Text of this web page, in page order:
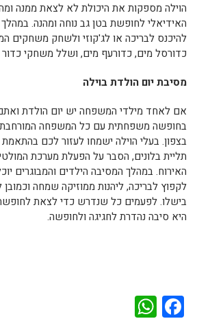
הוילה מספקות את היכולת לא לצאת ממנה
האידיאלי לחופשת בטן גב נוחה ומהנה. במהלך
להיכנס לבריכה או לג'קוזי ולשחק משחקים
כדורסל מים, כדורעף מים, ושלל משחקי כדור
מסיבת יום הולדת בוילה
אם לאחד מילדי המשפחה יש יום הולדת ואתם
בחופשה משפחתית עם כל המשפחה המורחבת,
בצפון. בעלי הוילה ישמחו לעזור לכם בהתאמת
תליית בלונים, הסבר על הפעלת מערכת
האירוח. במהלך המסיבה הילדים והמבוגרים
לקפוץ לבריכה, ליהנות ממוזיקה שמחה
בישלו. לפעמים כל שנדרש כדי לצאת לחופשה
היא סיבה נהדרת לחגיגה ולחופשה.
Facebook